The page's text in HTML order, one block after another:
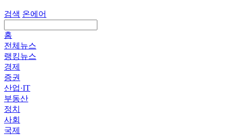
검색 온에어
홈
전체뉴스
랭킹뉴스
경제
증권
산업·IT
부동산
정치
사회
국제